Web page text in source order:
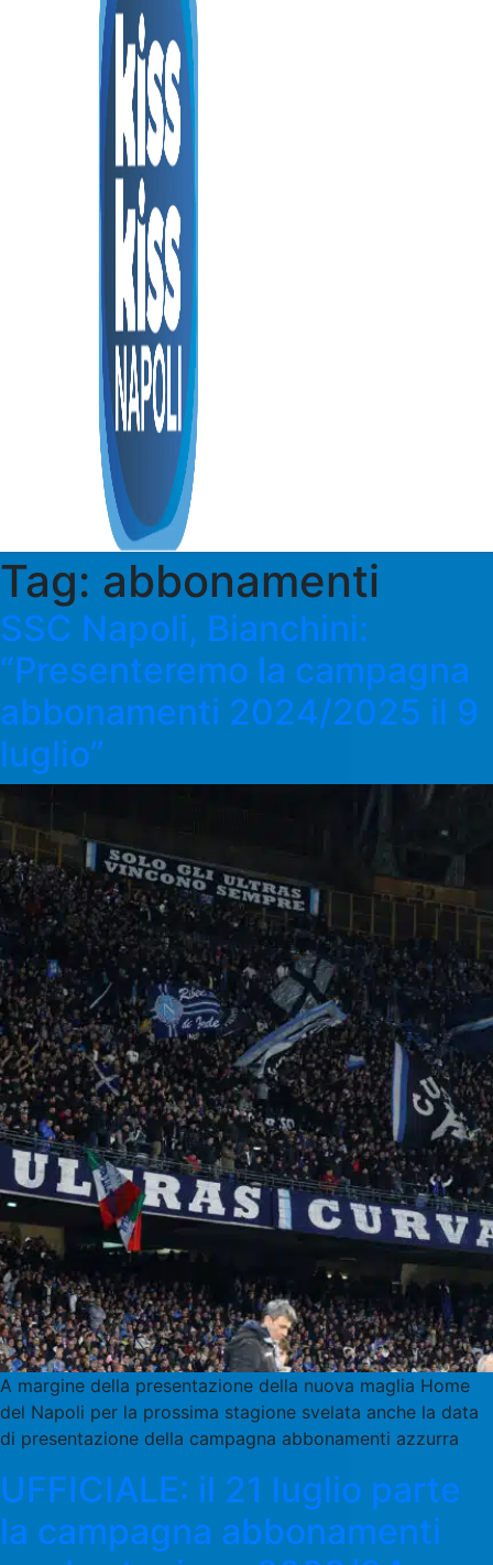
Tag: abbonamenti
SSC Napoli, Bianchini:
“Presenteremo la campagna
abbonamenti 2024/2025 il 9
luglio”
A margine della presentazione della nuova maglia Home
del Napoli per la prossima stagione svelata anche la data
di presentazione della campagna abbonamenti azzurra
UFFICIALE: il 21 luglio parte
la campagna abbonamenti